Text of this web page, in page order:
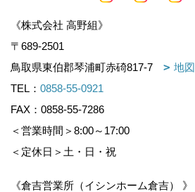
《株式会社 高野組》
〒689-2501
鳥取県東伯郡琴浦町赤碕817-7
地図
TEL： 0858-55-0921
FAX：0858-55-7286
＜営業時間＞8:00～17:00
＜定休日＞土・日・祝
《倉吉営業所（イシンホーム倉吉） 》